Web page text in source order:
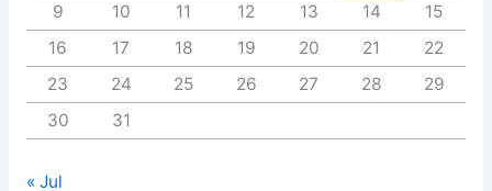
9
10 11 12 13 14
15
16
17 18 19 20 21
22
23
24 25 26 27 28
29
30
31
« Jul